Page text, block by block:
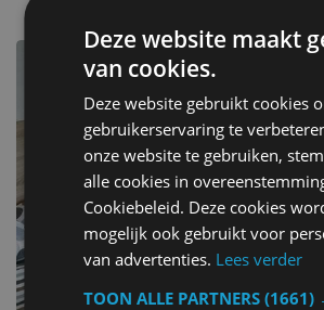
Deze website maakt
van cookies.
Deze website gebruikt cookies
gebruikerservaring te
onze website te gebruiken,
alle cookies in
Cookiebeleid. Deze cookies
mogelijk ook gebruikt voor
van advertenties. Lees verder
TOON ALLE PARTNERS(1661)